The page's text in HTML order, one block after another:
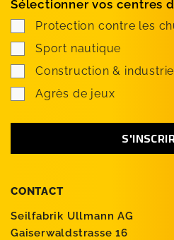
CONTACT
Seilfabrik Ullmann AG
Gaiserwaldstrasse 16
Sélectionner vos centres
Protection contre les
Sport nautique
Construction & industrie
Agrès de jeux